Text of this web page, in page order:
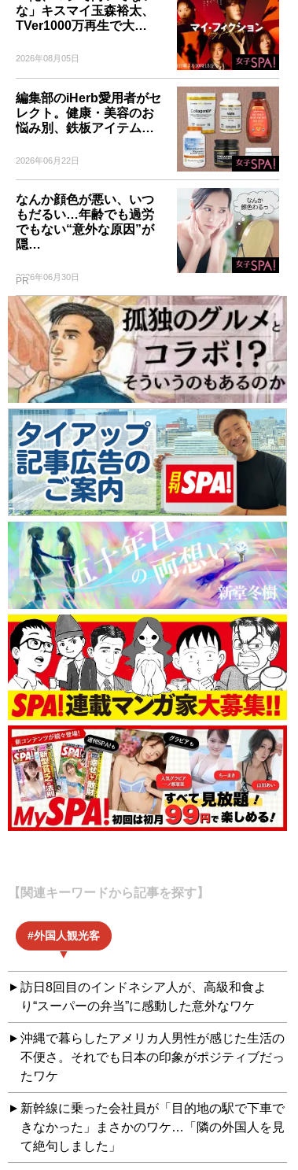
な」キスマイ玉森裕太、
TVer1000万再生で大…
2026年08月05日
編集部のiHerb愛用者がセ
レクト。健康・美容のお
悩み別、鉄板アイテム…
2026年06月22日
なんか顔色が悪い、いつ
もだるい…年齢でも過労
でもない“意外な原因”が
隠…
2026年06月30日
PR
【関連キーワードから記事を探す】
外国人観光客
訪日8回目のインドネシア人が、高級和食よ
り“スーパーの弁当”に感動した意外なワケ
沖縄で暮らしたアメリカ人男性が感じた生活の
不便さ。それでも日本の印象がポジティブだっ
たワケ
新幹線に乗った会社員が「目的地の駅で下車で
きなかった」まさかのワケ…「隣の外国人を見
て絶句しました」